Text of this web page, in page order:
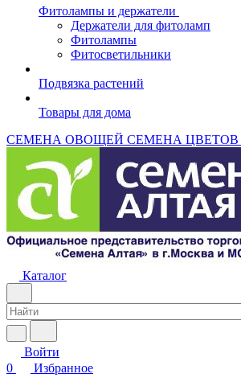
Фитолампы и держатели
Держатели для фитоламп
Фитолампы
Фитосветильники
Подвязка растений
Товары для дома
СЕМЕНА ОВОЩЕЙ СЕМЕНА ЦВЕТОВ
Каталог
Войти
0
Избранное